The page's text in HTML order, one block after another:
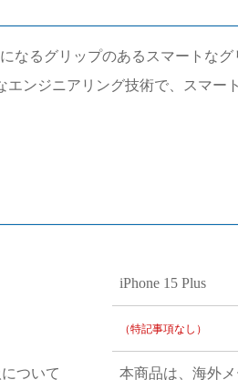
なるグリップのあるスマートな
エンジニアリング技術で、スマー
iPhone 15 Plus
（特記事項なし）
ついて
本商品は、海外